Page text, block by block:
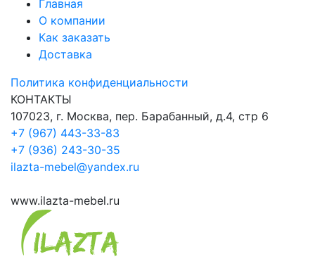
Главная
О компании
Как заказать
Доставка
Политика конфиденциальности
КОНТАКТЫ
107023, г. Москва, пер. Барабанный, д.4, стр 6
+7 (967) 443-33-83
+7 (936) 243-30-35
ilazta-mebel@yandex.ru
www.ilazta-mebel.ru